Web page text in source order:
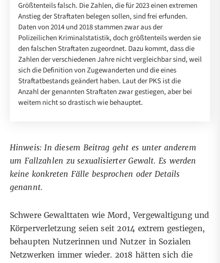
Größtenteils falsch. Die Zahlen, die für 2023 einen extremen
Anstieg der Straftaten belegen sollen, sind frei erfunden.
Daten von 2014 und 2018 stammen zwar aus der
Polizeilichen Kriminalstatistik, doch größtenteils werden sie
den falschen Straftaten zugeordnet. Dazu kommt, dass die
Zahlen der verschiedenen Jahre nicht vergleichbar sind, weil
sich die Definition von Zugewanderten und die eines
Straftatbestands geändert haben. Laut der PKS ist die
Anzahl der genannten Straftaten zwar gestiegen, aber bei
weitem nicht so drastisch wie behauptet.
Hinweis: In diesem Beitrag geht es unter anderem
um Fallzahlen zu sexualisierter Gewalt. Es werden
keine konkreten Fälle besprochen oder Details
genannt.
Schwere Gewalttaten wie Mord, Vergewaltigung und
Körperverletzung seien seit 2014 extrem gestiegen,
behaupten Nutzerinnen und Nutzer in Sozialen
Netzwerken immer wieder. 2018 hätten sich die